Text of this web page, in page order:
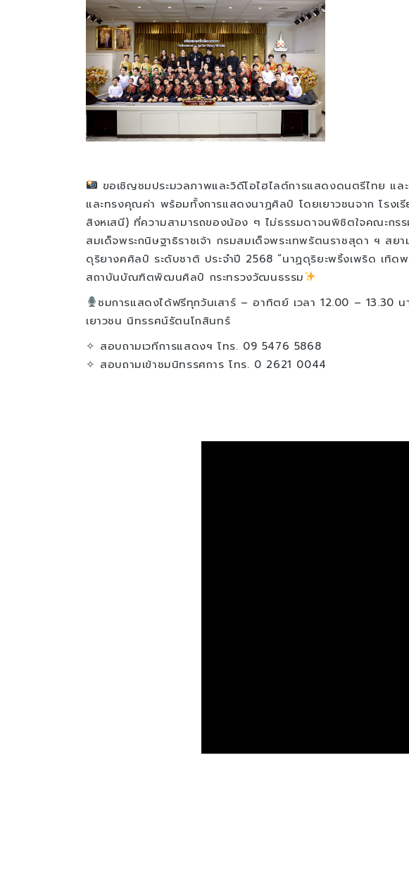
ขอเชิญชมประมวลภาพและวิดีโอไฮไลต์การแสดงดนตรีไทย แล
และทรงคุณค่า พร้อมทั้งการแสดงนาฏศิลป์ โดยเยาวชนจาก โรงเรี
สิงหเสนี) ที่ความสามารถของน้อง ๆ ไม่ธรรมดาจนพิชิตใจคณะกรร
สมเด็จพระกนิษฐาธิราชเจ้า กรมสมเด็จพระเทพรัตนราชสุดา ฯ สย
ดุริยางคศิลป์ ระดับชาติ ประจำปี 2568 “นาฏดุริยะพริ้งเพริด เทิด
สถาบันบัณฑิตพัฒนศิลป์ กระทรวงวัฒนธรรม
ชมการแสดงได้ฟรีทุกวันเสาร์ – อาทิตย์ เวลา 12.00 – 13.30
เยาวชน นิทรรศน์รัตนโกสินทร์
✧ สอบถามเวทีการแสดงฯ โทร. 09 5476 5868
✧ สอบถามเข้าชมนิทรรศการ โทร. 0 2621 0044